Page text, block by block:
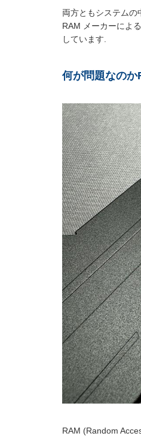
両方ともシステム
RAM メーカーによ
しています.
何が問題なのか
RAM (Random